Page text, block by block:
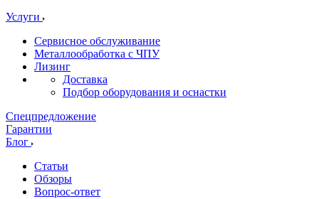
Услуги
Сервисное обслуживание
Металлообработка с ЧПУ
Лизинг
Доставка
Подбор оборудования и оснастки
Спецпредложение
Гарантии
Блог
Статьи
Обзоры
Вопрос-ответ